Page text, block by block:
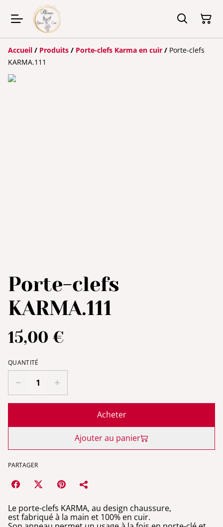
Accueil / Produits / Porte-clefs Karma en cuir / Porte-clefs
KARMA.111
Porte-clefs
KARMA.111
15,00 €
QUANTITÉ
Acheter
Ajouter au panier
PARTAGER
Le porte-clefs KARMA, au design chaussure,
est fabriqué à la main et 100% en cuir.